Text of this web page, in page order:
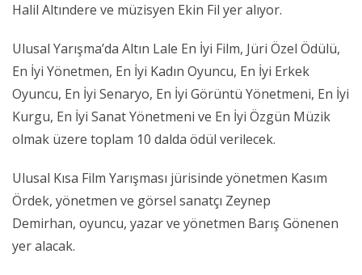
Halil Altındere ve müzisyen Ekin Fil yer alıyor.
Ulusal Yarışma’da Altın Lale En İyi Film, Jüri Özel Ödülü,
En İyi Yönetmen, En İyi Kadın Oyuncu, En İyi Erkek
Oyuncu, En İyi Senaryo, En İyi Görüntü Yönetmeni, En İyi
Kurgu, En İyi Sanat Yönetmeni ve En İyi Özgün Müzik
olmak üzere toplam 10 dalda ödül verilecek.
Ulusal Kısa Film Yarışması jürisinde yönetmen Kasım
Ördek, yönetmen ve görsel sanatçı Zeynep
Demirhan, oyuncu, yazar ve yönetmen Barış Gönenen
yer alacak.